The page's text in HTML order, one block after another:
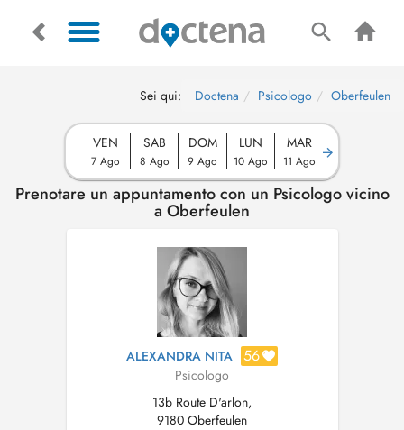
Sei qui: Doctena Psicologo Oberfeulen
VEN
7 Ago
SAB
8 Ago
DOM
9 Ago
LUN
10 Ago
MAR
11 Ago
Prenotare un appuntamento con un Psicologo vicino
a Oberfeulen
ALEXANDRA NITA 56
Psicologo
13b Route D'arlon,
9180 Oberfeulen